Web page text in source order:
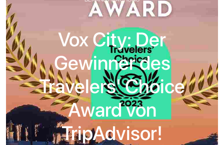
Vox City: Der
Gewinner des
Travelers' Choice
Award von
TripAdvisor!